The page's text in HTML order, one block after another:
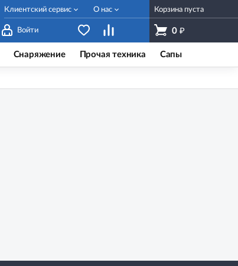
Войти
Корзина пуста
0 ₽
Клиентский сервис О нас
Снаряжение Прочая техника Сапы